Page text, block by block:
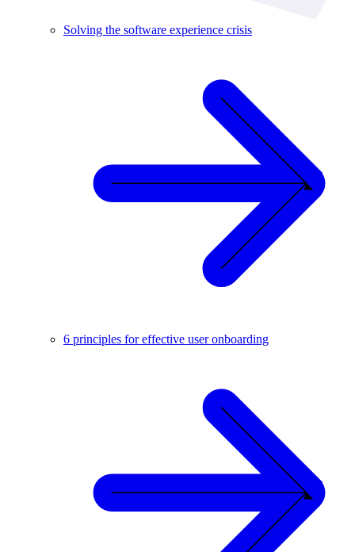
Solving the software experience crisis
6 principles for effective user onboarding